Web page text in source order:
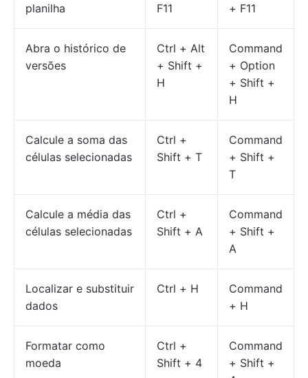
planilha
F11
+ F11
Abra o histórico de
versões
Ctrl + Alt
+ Shift +
H
Command
+ Option
+ Shift +
H
Calcule a soma das
células selecionadas
Ctrl +
Shift + T
Command
+ Shift +
T
Calcule a média das
células selecionadas
Ctrl +
Shift + A
Command
+ Shift +
A
Localizar e substituir
dados
Ctrl + H
Command
+ H
Formatar como
moeda
Ctrl +
Shift + 4
Command
+ Shift +